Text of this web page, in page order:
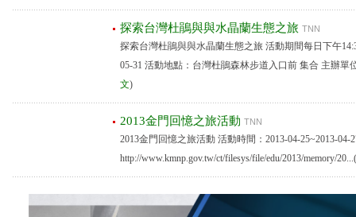
探索台灣杜鵑與與水晶蘭生態之旅 TNN
探索台灣杜鵑與與水晶蘭生態之旅 活動期間每日下午
05-31 活動地點：台灣杜鵑森林步道入口前 集合 主辦單
文)
2013金門回憶之旅活動 TNN
2013金門回憶之旅活動 活動時間：2013-04-25~2013-
http://www.kmnp.gov.tw/ct/filesys/file/edu/2013/memory/20...(